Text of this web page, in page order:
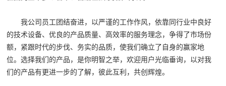
我公司员工团结奋进，以严谨的工作作风，依靠同行业中良好
的技术设备、优良的产品质量、高效率的服务理念，争得了市场份
额，紧跟时代的步伐、务实的品质，使我们确立了自身的赢家地
位。选择我们的产品，是你明智之举，欢迎用户光临垂询，以对我
们的产品有更进一步的了解，彼此互利，共创辉煌。